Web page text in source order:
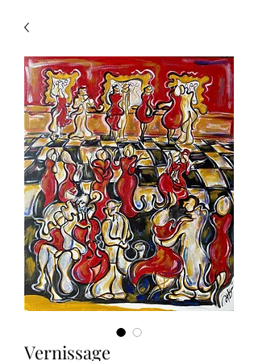
Vernissage